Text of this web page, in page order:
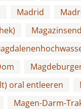
Madrid
oral entleeren
Magen-Darm-